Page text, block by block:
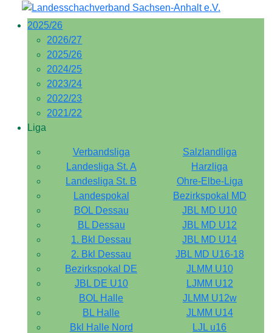
2025/26
2026/27
2025/26
2024/25
2023/24
2022/23
2021/22
Liga
Verbandsliga
Salzlandliga
Landesliga St. A
Harzliga
Landesliga St. B
Ohre-Elbe-Liga
Landespokal
Bezirkspokal MD
BOL Dessau
JBL MD U10
BL Dessau
JBL MD U12
1. Bkl Dessau
JBL MD U14
2. Bkl Dessau
JBL MD U16-18
Bezirkspokal DE
JLMM U10
JBL DE U10
LJMM U12
BOL Halle
JLMM U12w
BL Halle
JLMM U14
Bkl Halle Nord
LJL u16